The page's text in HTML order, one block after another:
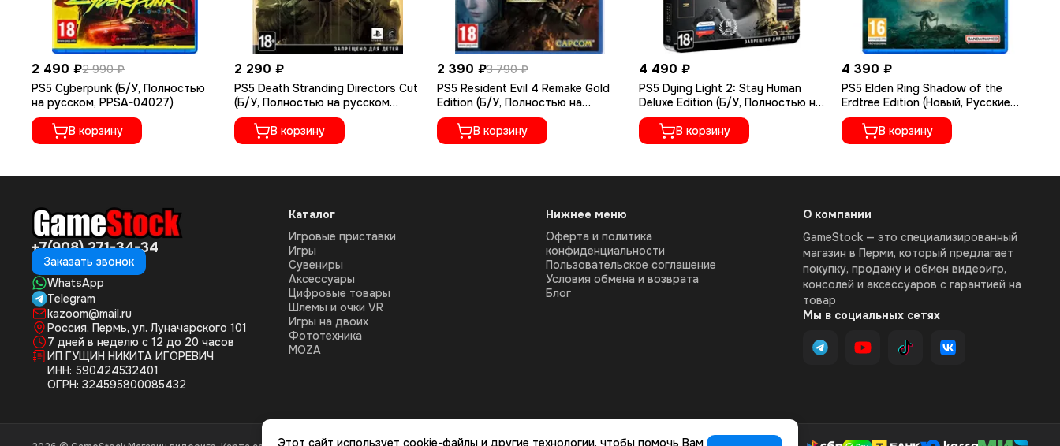
2 490 ₽2 990 ₽
PS5 Cyberpunk (Б/У, Полностью
на русском, PPSA-04027)
В корзину
2 290 ₽
PS5 Death Stranding Directors Cut
(Б/У, Полностью на русском
языке, PPSA-01968)
В корзину
2 390 ₽3 790 ₽
PS5 Resident Evil 4 Remake Gold
Edition (Б/У, Полностью на
русском языке, PPSA-07412)
В корзину
4 490 ₽
PS5 Dying Light 2: Stay Human
Deluxe Edition (Б/У, Полностью на
русском языке, PPSA-02262)
В корзину
4 390 ₽
PS5 Elden Ring Shadow of the
Erdtree Edition (Новый, Русские
субтитры, PPSA-04609)
В корзину
+7(908) 271-34-34
Заказать звонок
WhatsApp
Telegram
kazoom@mail.ru
Россия, Пермь, ул. Луначарского 101
7 дней в неделю с 12 до 20 часов
ИП ГУЩИН НИКИТА ИГОРЕВИЧ
ИНН: 590424532401
ОГРН: 324595800085432
Каталог
Игровые приставки
Игры
Сувениры
Аксессуары
Цифровые товары
Шлемы и очки VR
Игры на двоих
Фототехника
MOZA
Нижнее меню
Оферта и политика
конфиденциальности
Пользовательское соглашение
Условия обмена и возврата
Блог
О компании
GameStock — это специализированный
магазин в Перми, который предлагает
покупку, продажу и обмен видеоигр,
консолей и аксессуаров с гарантией на
товар
Мы в социальных сетях
Этот сайт использует cookie-файлы и другие технологии, чтобы помочь Вам